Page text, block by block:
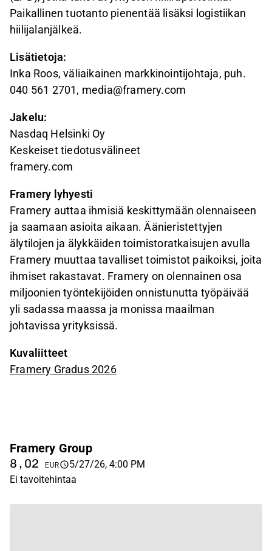
Paikallinen tuotanto pienentää lisäksi logistiikan
hiilijalanjälkeä.
Lisätietoja:
Inka Roos, väliaikainen markkinointijohtaja, puh.
040 561 2701, media@framery.com
Jakelu:
Nasdaq Helsinki Oy
Keskeiset tiedotusvälineet
framery.com
Framery lyhyesti
Framery auttaa ihmisiä keskittymään olennaiseen
ja saamaan asioita aikaan. Äänieristettyjen
älytilojen ja älykkäiden toimistoratkaisujen avulla
Framery muuttaa tavalliset toimistot paikoiksi, joita
ihmiset rakastavat. Framery on olennainen osa
miljoonien työntekijöiden onnistunutta työpäivää
yli sadassa maassa ja monissa maailman
johtavissa yrityksissä.
Kuvaliitteet
Framery Gradus 2026
Framery Group
8,02 EUR
5/27/26, 4:00 PM
Ei tavoitehintaa